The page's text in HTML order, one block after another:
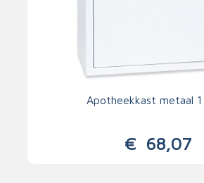
Apotheekkast metaal
€68,07